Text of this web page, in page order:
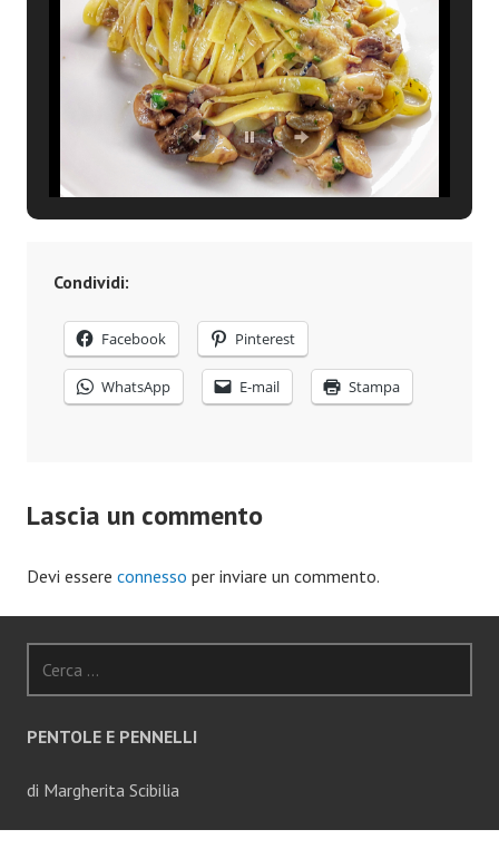
Condividi:
Facebook Pinterest
WhatsApp E-mail Stampa
Lascia un commento
Devi essere connesso per inviare un commento.
per:
PENTOLE E PENNELLI
di Margherita Scibilia